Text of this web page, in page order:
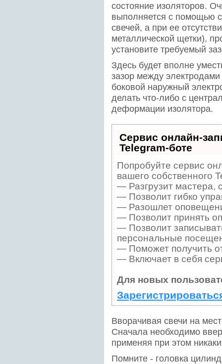
состояние изоляторов.
выполняется с помощью
свечей, а при ее
металлической щетки),
установите требуемый
Здесь будет вполне
зазор между
боковой наружный
делать что-либо с
деформации изолятора.
Сервис онлайн-
Telegram-боте
Попробуйте сервис
вашего собственного
— Разгрузит мастера,
— Позволит гибко
— Разошлет
— Позволит принять
— Позволит
персональные
— Поможет получить
— Включает в себя
Для новых
Вворачивая свечи на
Сначала необходимо
применяя при этом
Помните - головка